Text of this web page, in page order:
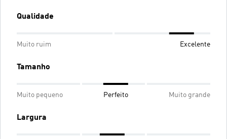
Qualidade
Muito ruim Excelente
Tamanho
Muito pequeno Perfeito Muito grande
Largura